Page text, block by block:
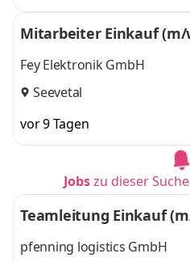
Mitarbeiter Einkauf (m/
Fey Elektronik GmbH
Seevetal
vor 9 Tagen
Jobszu dieser
Teamleitung Einkauf
pfenning logistics GmbH